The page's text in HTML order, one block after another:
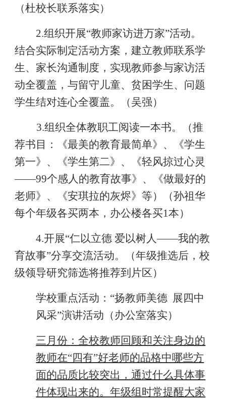
（杜校长联系落实）
2.组织开展“教师家访进万家”活动。
结合实际制定活动方案，建立教师联系学
生、家长沟通制度，实现教师参与家访活
动全覆盖，与留守儿童、贫困学生、问题
学生结对连心全覆盖。（吴强）
3.组织全体教职工阅读一本书。（推
荐书目：《最美的教育最简单》、《学生
第一》、《学生第二》、《轻风掠过心灵
——99个感人的教育故事》、《做最好的
老师》、《安琪拉的灰烬》等）（孙祖华
每个年级各买两本，办公楼各买1本）
4.开展“仁以立德 爱以树人——我的教
育故事”分享交流活动。（年级推选后，校
级领导研究筛选将推荐到片区）
学校重点活动：“扬教师美德 展四中
风采”演讲活动（办公室落实）
三月份：全校教师回顾和关注身边的
教师在“四有”好老师的品格中哪些方
面的品质比较突出，通过什么具体事
件体现出来的。年级组时常提醒大家